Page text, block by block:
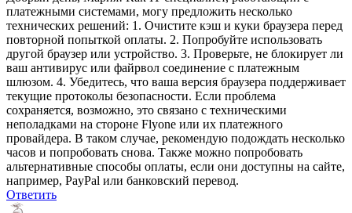
платежными системами, могу предложить несколько
технических решений: 1. Очистите кэш и куки браузера перед
повторной попыткой оплаты. 2. Попробуйте использовать
другой браузер или устройство. 3. Проверьте, не блокирует ли
ваш антивирус или файрвол соединение с платежным
шлюзом. 4. Убедитесь, что ваша версия браузера поддерживает
текущие протоколы безопасности. Если проблема
сохраняется, возможно, это связано с техническими
неполадками на стороне Flyone или их платежного
провайдера. В таком случае, рекомендую подождать несколько
часов и попробовать снова. Также можно попробовать
альтернативные способы оплаты, если они доступны на сайте,
например, PayPal или банковский перевод.
Ответить